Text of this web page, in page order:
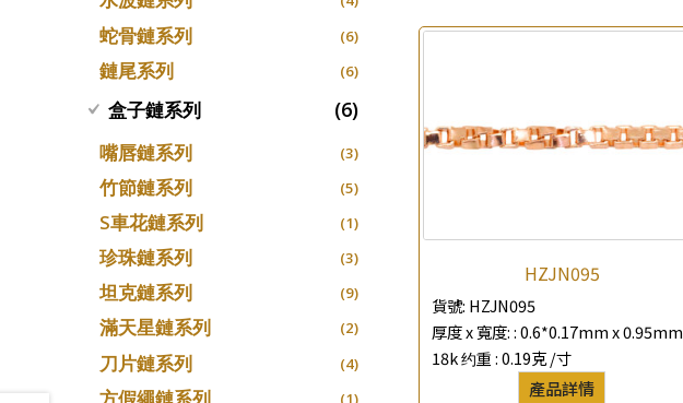
產品查詢
公司名稱
查詢以下產品
HZJN095
貨號: HZJN095
厚度 x 寬度: :0.6*0.17mm x 0.95mm
18k 约重 :0.19克 /寸
產品詳情
蛇骨鏈系列 (6)
鏈尾系列 (6)
盒子鏈系列 (6)
嘴唇鏈系列 (3)
竹節鏈系列 (5)
S車花鏈系列 (1)
珍珠鏈系列 (3)
坦克鏈系列 (9)
滿天星鏈系列 (2)
刀片鏈系列 (4)
方假繩鏈系列 (1)